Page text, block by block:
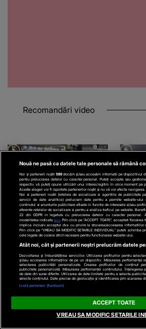
Recomandări video
ACTUALE
VIDEOUnde ajung 100 de
lei în piețele mari din
România? Ce poți
cumpăra cu aceeși sumă,
în locuri diferite
VIDEO
Nouă ne pasă ca datele tale personale să rămână
Noi și partenerii noștri 589stocăm și/sau accesăm informații pe dispozitivul
pentru prelucrarea datelor cu caracter personal. Puteți accepta sau
respectiv vă puteți opune utilizării unui interes legitim în orice moment pe
Aceste alegeri vor fi raportate partenerilor noștri și nu vă vor afecta navigarea.
Noi si partenerii nostri (retelele de socializare si agentiile de publicitate
servicii de date analitice) prelucram date pentru a permite website-ului
continutul si anunturile publicitare afisate in functie de interesele si/sau
aferente retelelor de socializare si pentru a analiza traficul pe website.
22 din GDPR in legatura cu prelucrarea datelor cu caracter personal.
modalitatea indicataaici . Prin click pe “ACCEPT TOATE”, acceptati
implica inclusiv acceptul dvs. cu privire la stocarea/accesarea informatiilor
Prin click pe “VREAU SA MODIFIC SETARILE INDIVIDUAL” puteti
cele legate de cookie strict necesare pentru functionarea website-ului.
Atât noi, cât și partenerii noștri prelucrăm datele
Dezvoltarea și îmbunătățirea serviciilor. Utilizarea profilurilor pentru
și/sau accesarea informațiilor de pe un dispozitiv. Măsurarea performanței
selectarea publicității personalizate. Crearea profilurilor de conținut
publicitate personalizată. Măsurarea performanței conținutului.
de date din surse diferite. Utilizarea de date limitate pentru a selecta
selecta conținutul. Date precise de geolocație și identificarea prin scanarea
Listă parteneri (furnizori)
ACCEPT TOATE
VREAU SA MODIFIC SETARILE